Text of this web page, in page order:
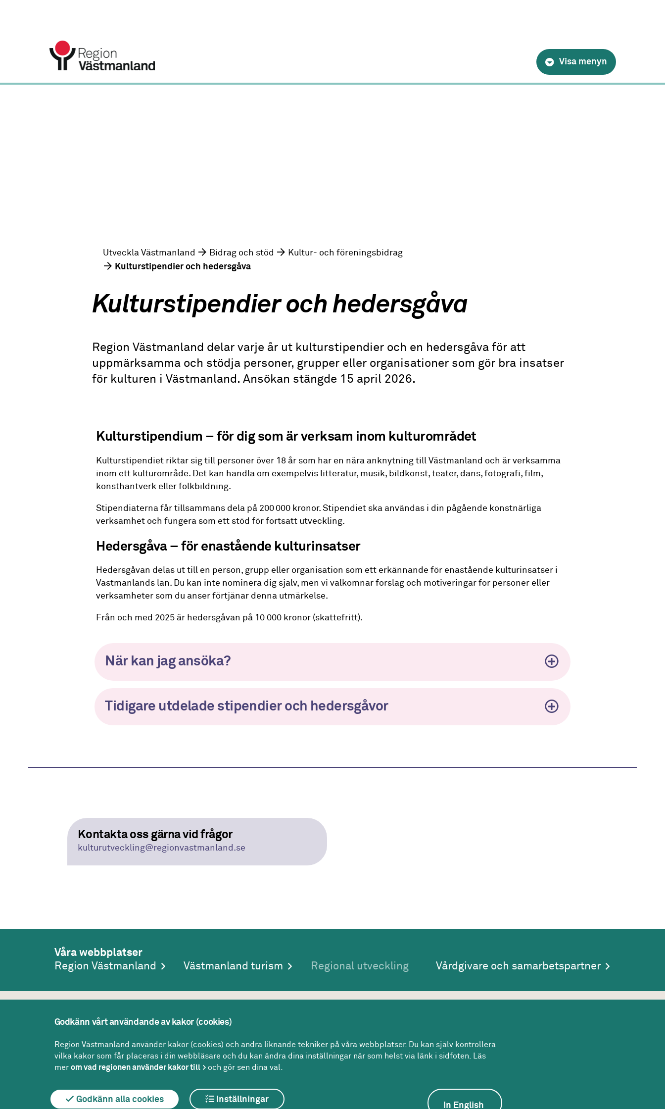
Visa menyn
Utveckla Västmanland Bidrag och stöd
Kultur- och föreningsbidrag
Kulturstipendier och hedersgåva
Kulturstipendier och hedersgåva
Region Västmanland delar varje år ut kulturstipendier och en hedersgåva för att
uppmärksamma och stödja personer, grupper eller organisationer som gör bra insatser
för kulturen i Västmanland. Ansökan stängde 15 april 2026.
Kulturstipendium – för dig som är verksam inom kulturområdet
Kulturstipendiet riktar sig till personer över 18 år som har en nära anknytning till Västmanland och är verksamma
inom ett kulturområde. Det kan handla om exempelvis litteratur, musik, bildkonst, teater, dans, fotografi, film,
konsthantverk eller folkbildning.
Stipendiaterna får tillsammans dela på 200 000 kronor.Stipendiet ska användas i din pågående konstnärliga
verksamhet och fungera som ett stöd för fortsatt utveckling.
Hedersgåva – för enastående kulturinsatser
Hedersgåvan delas ut till en person, grupp eller organisation som ett erkännande för enastående kulturinsatser i
Västmanlands län. Du kan inte nominera dig själv, men vi välkomnar förslag och motiveringar för personer eller
verksamheter som du anser förtjänar denna utmärkelse.
Från och med 2025 är hedersgåvan på 10 000 kronor (skattefritt).
När kan jag ansöka?
Tidigare utdelade stipendier och hedersgåvor
Kontakta oss gärna vid frågor
kulturutveckling@regionvastmanland.se
Våra webbplatser
Region Västmanland
Västmanland turism Regional utveckling Vårdgivare och samarbetspartner
Adress
Regionhuset
721 89 Västerås
Kontakt
021-17 30 00
region@regionvastmanland.se
Om webbplatsen
Godkänn vårt användande av kakor (cookies)
Region Västmanland använder kakor (cookies) och andra liknande tekniker på våra webbplatser. Du kan själv kontrollera
vilka kakor som får placeras i din webbläsare och du kan ändra dina inställningar när som helst via länk i sidfoten. Läs
mer om vad regionen använder kakor till och gör sen dina val.
Godkänn alla cookies Inställningar
In English